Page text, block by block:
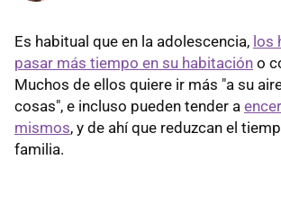
Es habitual que en la adolescencia, los
pasar más tiempo en su habitación o
Muchos de ellos quiere ir más "a su
cosas", e incluso pueden tender a
mismos, y de ahí que reduzcan el
familia.